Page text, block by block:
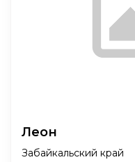
Леон
Забайкальский край